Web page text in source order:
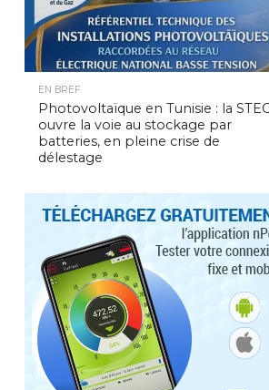
EN BREF
Photovoltaïque en Tunisie : la
ouvre la voie au stockage par
batteries, en pleine crise de
délestage